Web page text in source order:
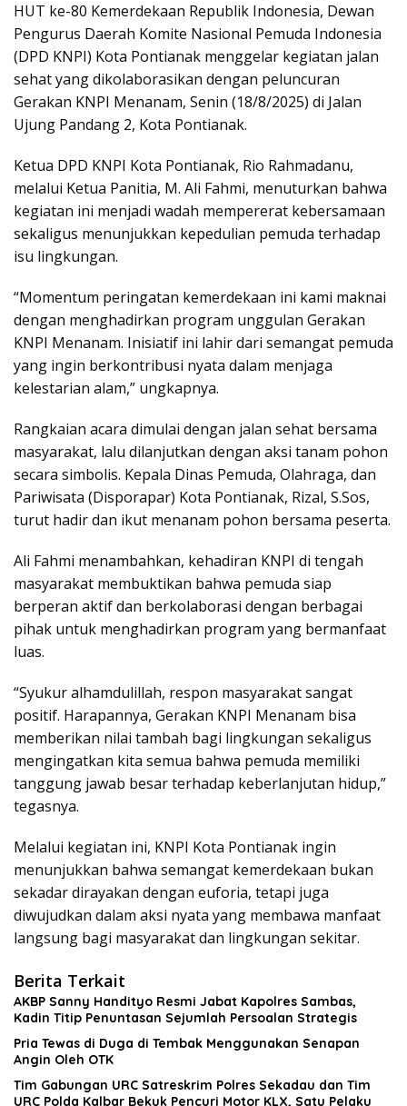
HUT ke-80 Kemerdekaan Republik Indonesia, Dewan
Pengurus Daerah Komite Nasional Pemuda Indonesia
(DPD KNPI) Kota Pontianak menggelar kegiatan jalan
sehat yang dikolaborasikan dengan peluncuran
Gerakan KNPI Menanam, Senin (18/8/2025) di Jalan
Ujung Pandang 2, Kota Pontianak.
Ketua DPD KNPI Kota Pontianak, Rio Rahmadanu,
melalui Ketua Panitia, M. Ali Fahmi, menuturkan bahwa
kegiatan ini menjadi wadah mempererat kebersamaan
sekaligus menunjukkan kepedulian pemuda terhadap
isu lingkungan.
“Momentum peringatan kemerdekaan ini kami maknai
dengan menghadirkan program unggulan Gerakan
KNPI Menanam. Inisiatif ini lahir dari semangat pemuda
yang ingin berkontribusi nyata dalam menjaga
kelestarian alam,” ungkapnya.
Rangkaian acara dimulai dengan jalan sehat bersama
masyarakat, lalu dilanjutkan dengan aksi tanam pohon
secara simbolis. Kepala Dinas Pemuda, Olahraga, dan
Pariwisata (Disporapar) Kota Pontianak, Rizal, S.Sos,
turut hadir dan ikut menanam pohon bersama peserta.
Ali Fahmi menambahkan, kehadiran KNPI di tengah
masyarakat membuktikan bahwa pemuda siap
berperan aktif dan berkolaborasi dengan berbagai
pihak untuk menghadirkan program yang bermanfaat
luas.
“Syukur alhamdulillah, respon masyarakat sangat
positif. Harapannya, Gerakan KNPI Menanam bisa
memberikan nilai tambah bagi lingkungan sekaligus
mengingatkan kita semua bahwa pemuda memiliki
tanggung jawab besar terhadap keberlanjutan hidup,”
tegasnya.
Melalui kegiatan ini, KNPI Kota Pontianak ingin
menunjukkan bahwa semangat kemerdekaan bukan
sekadar dirayakan dengan euforia, tetapi juga
diwujudkan dalam aksi nyata yang membawa manfaat
langsung bagi masyarakat dan lingkungan sekitar.
Berita Terkait
AKBP Sanny Handityo Resmi Jabat Kapolres Sambas,
Kadin Titip Penuntasan Sejumlah Persoalan Strategis
Pria Tewas di Duga di Tembak Menggunakan Senapan
Angin Oleh OTK
Tim Gabungan URC Satreskrim Polres Sekadau dan Tim
URC Polda Kalbar Bekuk Pencuri Motor KLX, Satu Pelaku